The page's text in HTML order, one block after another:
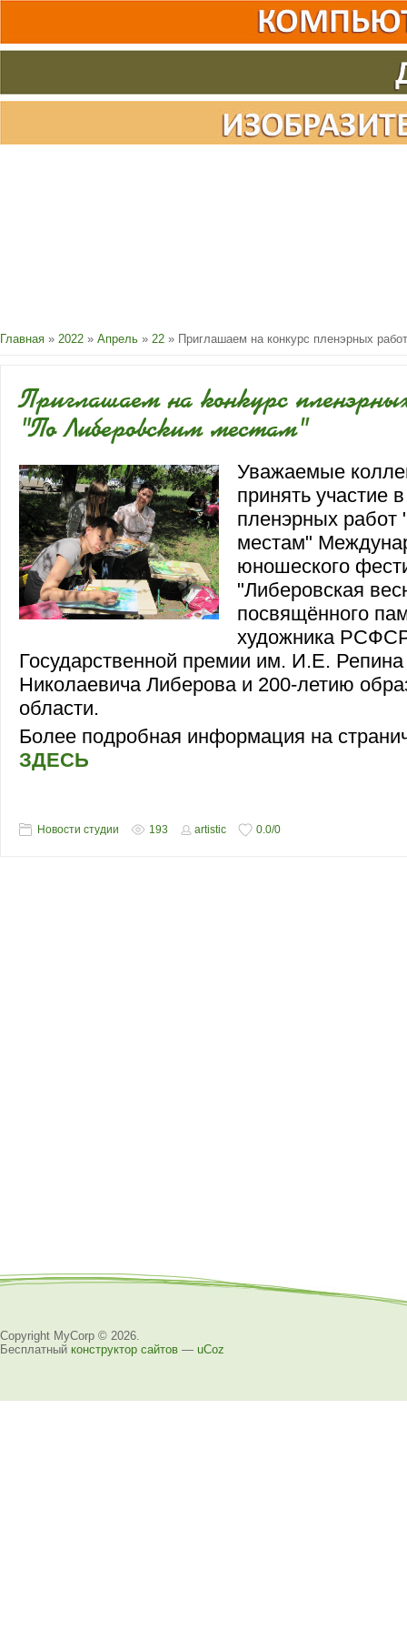
Главная » 2022 » Апрель » 22 » Приглашаем на конкурс пленэрных
Приглашаем на конкурс
"По Либеровским местам"
Уважаемые
принять участие
пленэрных
местам"
юношеского
"Либеровская
посвящённого
художника
Государственной премии им. И.Е.
Николаевича Либерова и 200-летию
области.
Более подробная информация на
ЗДЕСЬ
Новости студии 193 artistic 0.0/0
Copyright MyCorp © 2026
Бесплатный конструктор сайтов — uCoz